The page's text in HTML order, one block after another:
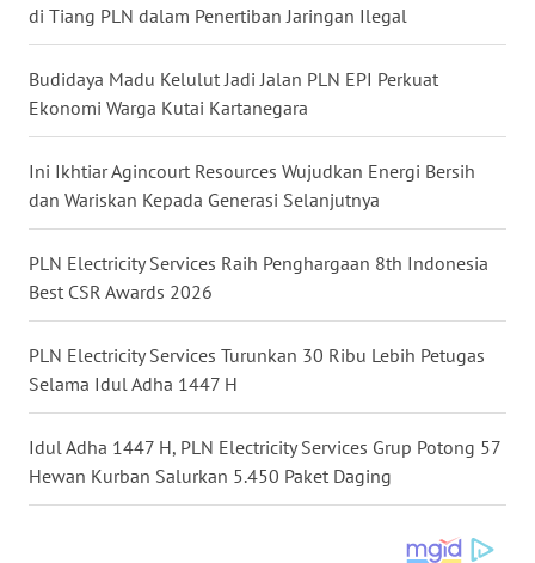
di Tiang PLN dalam Penertiban Jaringan Ilegal
Budidaya Madu Kelulut Jadi Jalan PLN EPI Perkuat
Ekonomi Warga Kutai Kartanegara
Ini Ikhtiar Agincourt Resources Wujudkan Energi Bersih
dan Wariskan Kepada Generasi Selanjutnya
PLN Electricity Services Raih Penghargaan 8th Indonesia
Best CSR Awards 2026
PLN Electricity Services Turunkan 30 Ribu Lebih Petugas
Selama Idul Adha 1447 H
Idul Adha 1447 H, PLN Electricity Services Grup Potong 57
Hewan Kurban Salurkan 5.450 Paket Daging
WN
KALTARA
WN
KALSEL
WN
KALTIM
WN